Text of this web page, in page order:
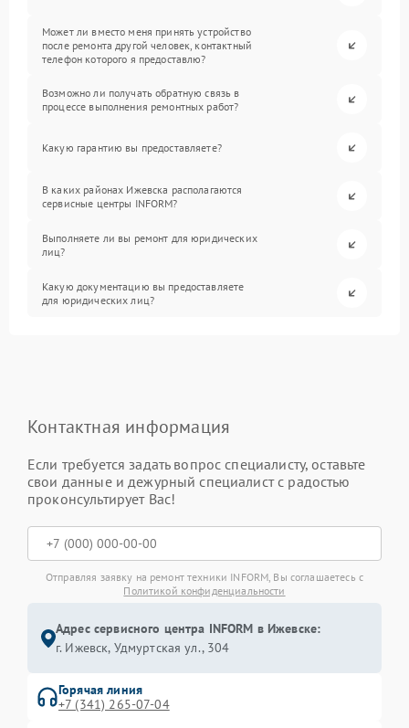
Может ли вместо меня принять устройство
после ремонта другой человек, контактный
телефон которого я предоставлю?
Возможно ли получать обратную связь в
процессе выполнения ремонтных работ?
Какую гарантию вы предоставляете?
В каких районах Ижевска располагаются
сервисные центры INFORM?
Выполняете ли вы ремонт для юридических
лиц?
Какую документацию вы предоставляете
для юридических лиц?
Контактная информация
Если требуется задать вопрос специалисту, оставьте
свои данные и дежурный специалист с радостью
проконсультирует Вас!
Отправляя заявку на ремонт техники INFORM, Вы соглашаетесь с
Политикой конфиденциальности
Адрес сервисного центра INFORM в Ижевске:
г. Ижевск, Удмуртская ул., 304
Горячая линия
+7 (341) 265-07-04